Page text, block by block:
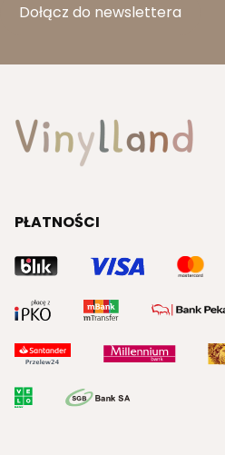
Dołącz do newslettera
PŁATNOŚCI